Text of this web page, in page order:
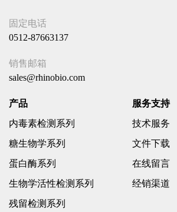
固定电话
0512-87663137
销售邮箱
sales@rhinobio.com
产品
内毒素检测系列
糖生物学系列
蛋白酶系列
生物学活性检测系列
残留检测系列
服务支持
技术服务
文件下载
在线留言
经销渠道